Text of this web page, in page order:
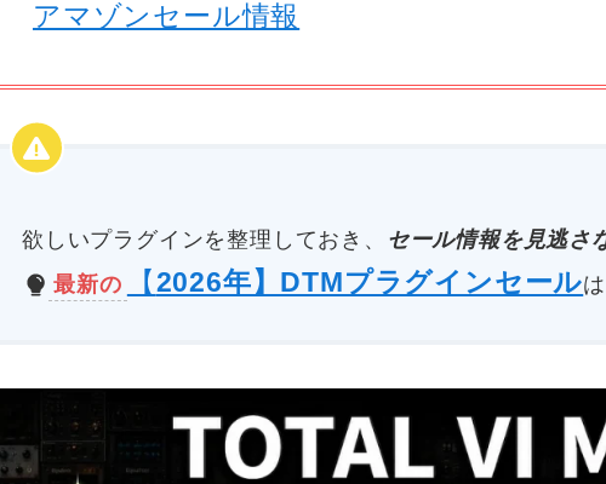
アマゾンセール情報
欲しいプラグインを整理しておき、
セール情報を見逃さ
最新の
【 2026年】DTMプラグインセール